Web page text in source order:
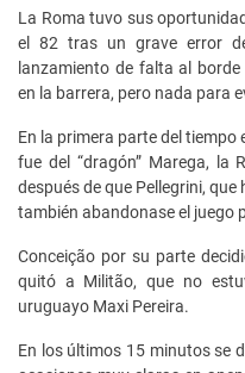
La Roma tuvo sus
el 82 tras un grave error
lanzamiento de falta al
en la barrera, pero nada para
En la primera parte del tiempo
fue del “dragón” Marega, la
después de que Pellegrini,
también abandonase el juego
Conceição por su parte
quitó a Militão, que no
uruguayo Maxi Pereira.
En los últimos 15 minutos se